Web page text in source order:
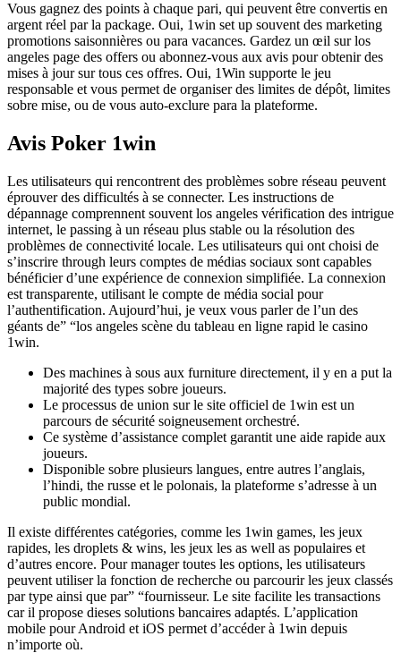
Vous gagnez des points à chaque pari, qui peuvent être convertis en
argent réel par la package. Oui, 1win set up souvent des marketing
promotions saisonnières ou para vacances. Gardez un œil sur los
angeles page des offers ou abonnez-vous aux avis pour obtenir des
mises à jour sur tous ces offres. Oui, 1Win supporte le jeu
responsable et vous permet de organiser des limites de dépôt, limites
sobre mise, ou de vous auto-exclure para la plateforme.
Avis Poker 1win
Les utilisateurs qui rencontrent des problèmes sobre réseau peuvent
éprouver des difficultés à se connecter. Les instructions de
dépannage comprennent souvent los angeles vérification des intrigue
internet, le passing à un réseau plus stable ou la résolution des
problèmes de connectivité locale. Les utilisateurs qui ont choisi de
s’inscrire through leurs comptes de médias sociaux sont capables
bénéficier d’une expérience de connexion simplifiée. La connexion
est transparente, utilisant le compte de média social pour
l’authentification. Aujourd’hui, je veux vous parler de l’un des
géants de” “los angeles scène du tableau en ligne rapid le casino
1win.
Des machines à sous aux furniture directement, il y en a put la
majorité des types sobre joueurs.
Le processus de union sur le site officiel de 1win est un
parcours de sécurité soigneusement orchestré.
Ce système d’assistance complet garantit une aide rapide aux
joueurs.
Disponible sobre plusieurs langues, entre autres l’anglais,
l’hindi, the russe et le polonais, la plateforme s’adresse à un
public mondial.
Il existe différentes catégories, comme les 1win games, les jeux
rapides, les droplets & wins, les jeux les as well as populaires et
d’autres encore. Pour manager toutes les options, les utilisateurs
peuvent utiliser la fonction de recherche ou parcourir les jeux classés
par type ainsi que par” “fournisseur. Le site facilite les transactions
car il propose dieses solutions bancaires adaptés. L’application
mobile pour Android et iOS permet d’accéder à 1win depuis
n’importe où.